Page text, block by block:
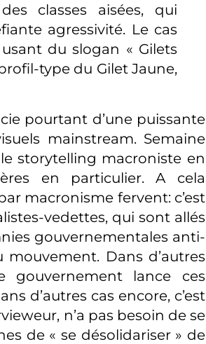
classes aisées, qui
agressivité. Le cas
du slogan « Gilets
type du Gilet Jaune,
pourtant d’une puissante
mainstream. Semaine
storytelling macroniste en
en particulier. A cela
macronisme fervent: c’est
vedettes, qui sont allés
gouvernementales anti-
mouvement. Dans d’autres
gouvernement lance ces
d’autres cas encore, c’est
n’a pas besoin de se
de « se désolidariser » de